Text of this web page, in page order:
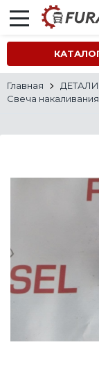
Главная
Свеча накаливания